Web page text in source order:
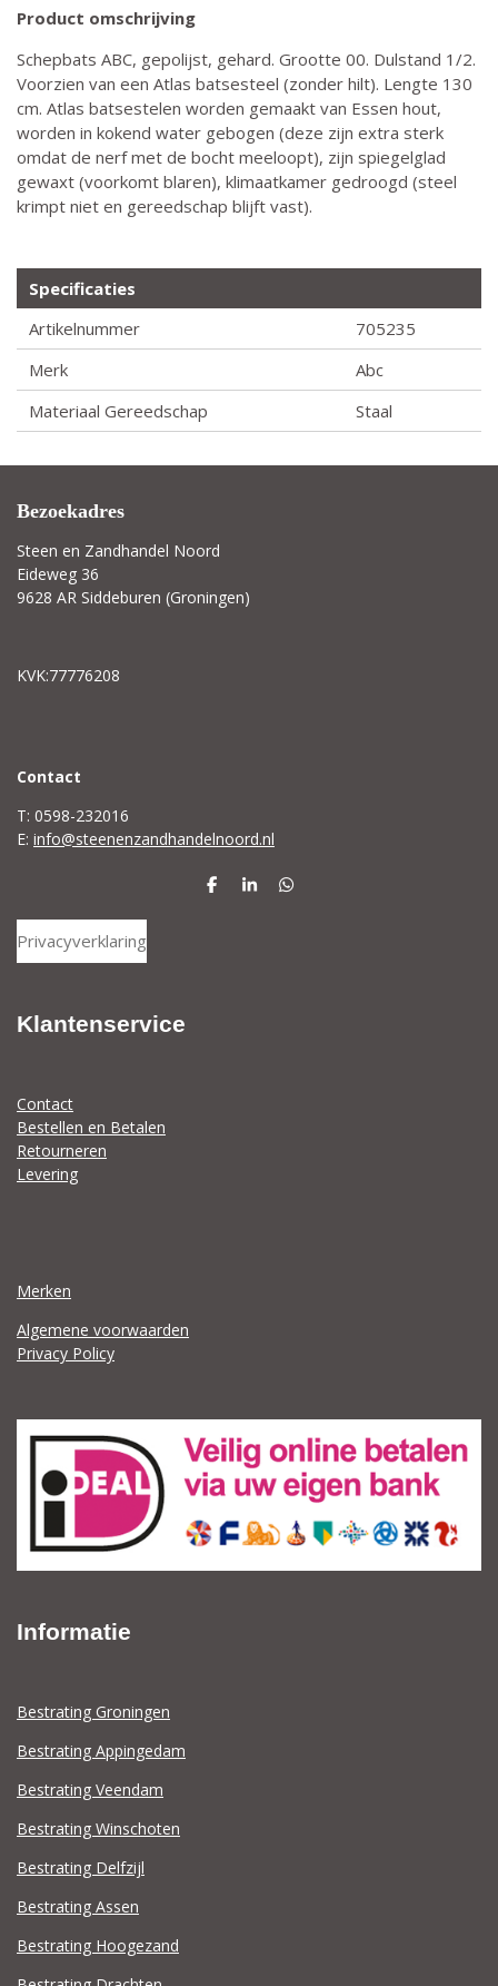
Product omschrijving
Schepbats ABC, gepolijst, gehard. Grootte 00. Dulstand 1/2.
Voorzien van een Atlas batsesteel (zonder hilt). Lengte 130
cm. Atlas batsestelen worden gemaakt van Essen hout,
worden in kokend water gebogen (deze zijn extra sterk
omdat de nerf met de bocht meeloopt), zijn spiegelglad
gewaxt (voorkomt blaren), klimaatkamer gedroogd (steel
krimpt niet en gereedschap blijft vast).
Specificaties
Artikelnummer
705235
Merk
Abc
Materiaal Gereedschap
Staal
Bezoekadres
Steen en Zandhandel Noord
Eideweg 36
9628 AR Siddeburen (Groningen)
KVK:77776208
Contact
T: 0598-232016
E: info@steenenzandhandelnoord.nl
D
S
D
Privacyverklaring
Klantenservice
Contact
Bestellen en Betalen
Retourneren
Levering
Merken
Algemene voorwaarden
Privacy Policy
Informatie
Bestrating Groningen
Bestrating Appingedam
Bestrating Veendam
Bestrating Winschoten
Bestrating Delfzijl
Bestrating Assen
Bestrating Hoogezand